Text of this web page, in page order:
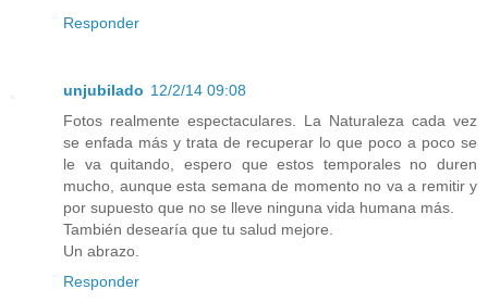
Responder
unjubilado 12/2/14 09:08
Fotos realmente espectaculares. La Naturaleza cada vez
se enfada más y trata de recuperar lo que poco a poco se
le va quitando, espero que estos temporales no duren
mucho, aunque esta semana de momento no va a remitir y
por supuesto que no se lleve ninguna vida humana más.
También desearía que tu salud mejore.
Un abrazo.
Responder